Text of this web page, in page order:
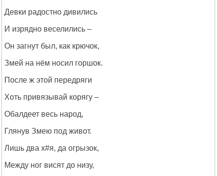
Девки радостно дивились
И изрядно веселились –
Он загнут был, как крючок,
Змей на нём носил горшок.
После ж этой передряги
Хоть привязывай корягу –
Обалдеет весь народ,
Глянув Змею под живот.
Лишь два х#я, да огрызок,
Между ног висят до низу,